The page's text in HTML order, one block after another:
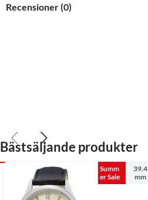
Recensioner (0)
Bästsäljande produkter
Summ
er Sale
39.4
mm